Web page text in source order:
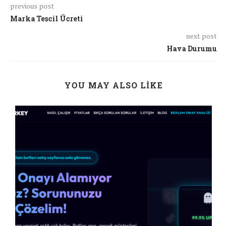
previous post
Marka Tescil Ücreti
next post
Hava Durumu
YOU MAY ALSO LIKE